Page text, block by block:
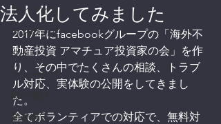
フィリピン
カンボジア
タイ
マレーシア
物件選び
業者選定
法人化してみました
2017年にfacebookグループの「海外不
動産投資 アマチュア投資家の会」を作
り、その中でたくさんの相談、トラブ
ル対応、実体験の公開をしてきまし
た。
全てボランティアでの対応で、無料対